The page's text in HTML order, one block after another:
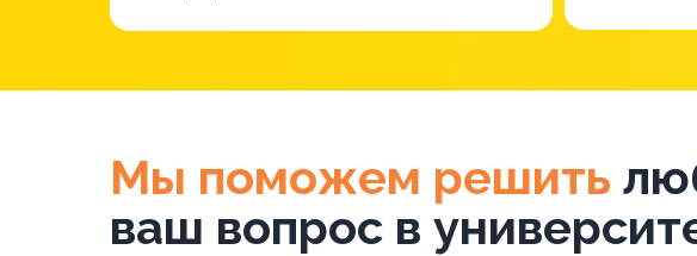
Мы поможем решить
ваш вопрос в